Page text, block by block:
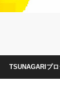
TSUNAGARIプロ